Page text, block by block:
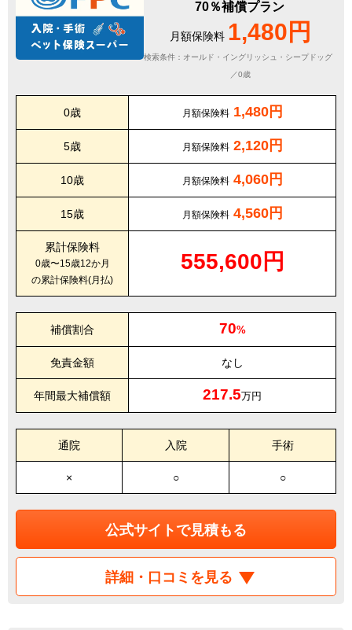
70％補償プラン
月額保険料 1,480円
検索条件：オールド・イングリッシュ・シープドッグ
／0歳
0歳 月額保険料 1,480円
5歳 月額保険料 2,120円
10歳 月額保険料 4,060円
15歳 月額保険料 4,560円
累計保険料
0歳〜15歳12か月
の累計保険料(月払)
555,600円
補償割合 70%
免責金額 なし
年間最大補償額 217.5万円
通院 入院 手術
× ○ ○
公式サイトで見積もる
詳細・口コミを見る